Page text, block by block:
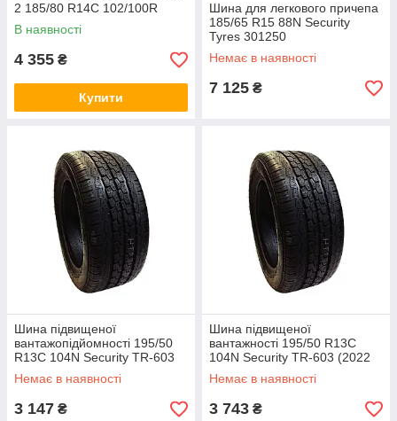
2 185/80 R14C 102/100R
В наявності
4 355 ₴
Купити
Шина для легкового причепа
185/65 R15 88N Security
Tyres 301250
Немає в наявності
7 125 ₴
Шина підвищеної
вантажопідйомності 195/50
R13C 104N Security TR-603
2021 рік 30151-21
Немає в наявності
3 147 ₴
Шина підвищеної
вантажності 195/50 R13C
104N Security TR-603 (2022
рік) 30151-22
Немає в наявності
3 743 ₴